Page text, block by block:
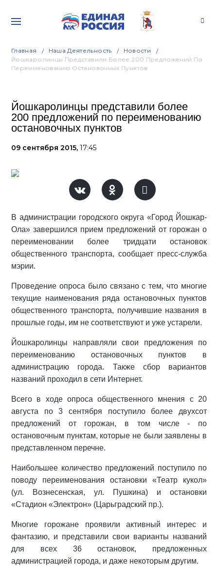
Главная Наша Деятельность
Новости
Йошкаролинцы Представили Более 200 Предложений По
Переименованию Остановочных Пунктов
Йошкаролинцы представили более
200 предложений по переименованию
остановочных пунктов
09 сентября 2015, 17:45
В администрации городского округа «Город Йошкар-
Ола» завершился прием предложений от горожан о
переименовании более тридцати остановок
общественного транспорта, сообщает пресс-служба
мэрии.
Проведение опроса было связано с тем, что многие
текущие наименования ряда остановочных пунктов
общественного транспорта, получившие названия в
прошлые годы, им не соответствуют и уже устарели.
Йошкаролинцы направляли свои предложения по
переименованию остановочных пунктов в
администрацию города. Также сбор вариантов
названий проходил в сети Интернет.
Всего в ходе опроса общественного мнения с 20
августа по 3 сентября поступило более двухсот
предложений от горожан, в том числе - по
остановочным пунктам, которые не были заявлены в
представленном перечне.
Наибольшее количество предложений поступило по
поводу переименования остановки «Театр кукол»
(ул. Вознесенская, ул. Пушкина) и остановки
«Стадион «Электрон» (Царьградский пр.).
Многие горожане проявили активный интерес и
фантазию, и представили свои варианты названий
для всех 36 остановок, предложенных
администрацией города, и даже некоторым другим.